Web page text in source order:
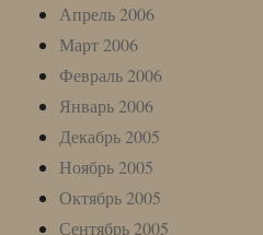
Апрель 2006
Март 2006
Февраль 2006
Январь 2006
Декабрь 2005
Ноябрь 2005
Октябрь 2005
Сентябрь 2005